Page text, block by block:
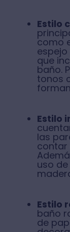
Estilo
como
que
baño.
tonos
Estilo
las
contar
uso
Estilo
baño
de